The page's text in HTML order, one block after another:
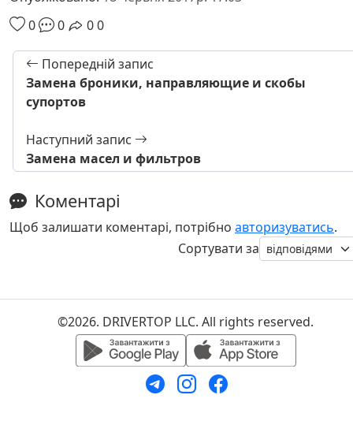
0
0 00
Попередній запис
Замена броники, направляющие и скобы
супортов
Наступний запис
Замена масел и фильтров
Коментарі
Щоб залишати коментарі, потрібно авторизуватись.
Сортувати за
©2026. DRIVERTOP LLC. All rights reserved.